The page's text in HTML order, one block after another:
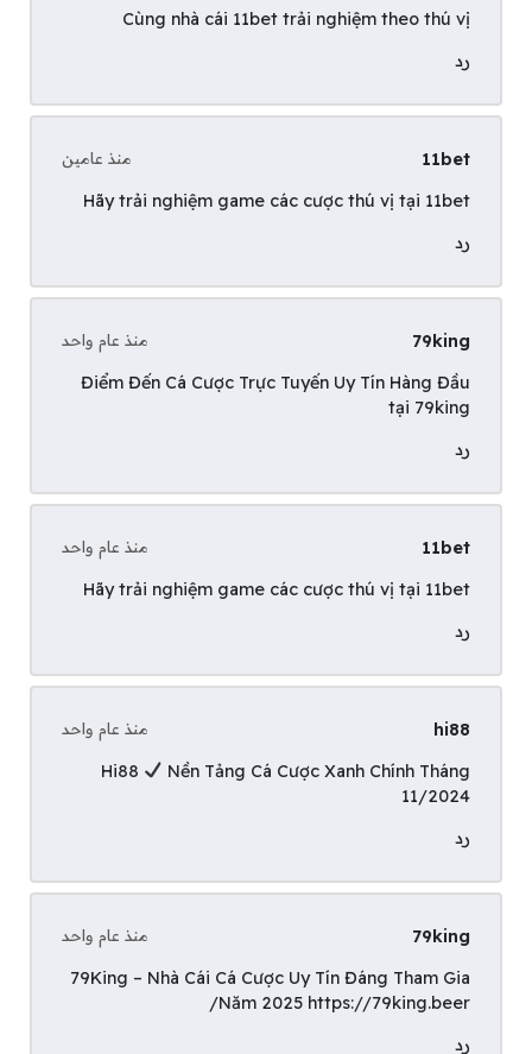
Cùng nhà cái 11bet trải nghiệm theo thú vị
رد
11bet منذ عامين
Hãy trải nghiệm game các cược thú vị tại 11bet
رد
79king منذ عام واحد
Điểm Đến Cá Cược Trực Tuyến Uy Tín Hàng Đầu
tại 79king
رد
11bet منذ عام واحد
Hãy trải nghiệm game các cược thú vị tại 11bet
رد
hi88 منذ عام واحد
Hi88
Nền Tảng Cá Cược Xanh Chính Tháng
11/2024
رد
79king منذ عام واحد
79King – Nhà Cái Cá Cược Uy Tín Đáng Tham Gia
Năm 2025 https://79king.beer/
رد